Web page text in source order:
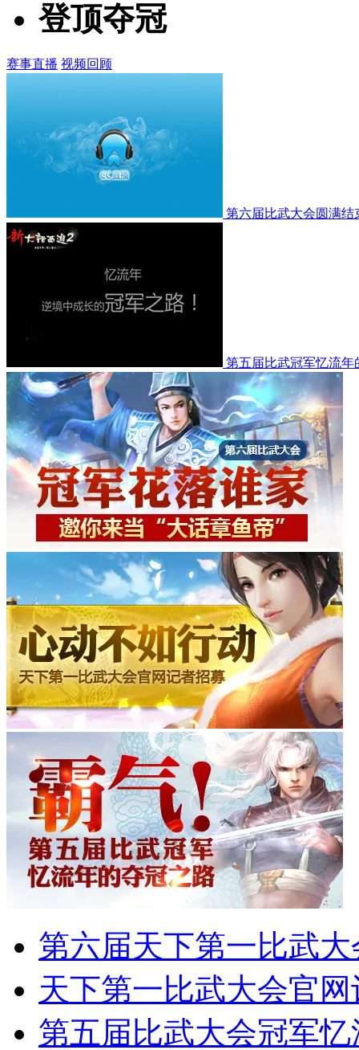
登顶夺冠
赛事直播 视频回顾
第六届比武大会圆满结
第五届比武冠军忆流年
第六届天下第一比武
天下第一比武大会官
第五届比武大会冠军